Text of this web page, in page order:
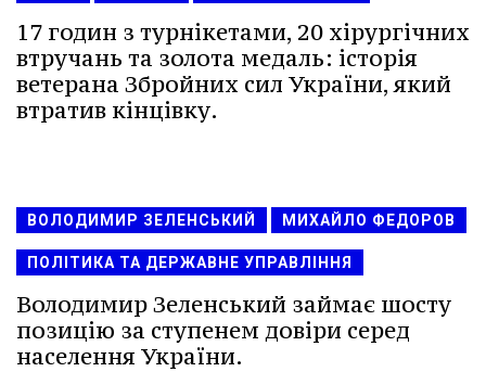
17 годин з турнікетами, 20 хірургічних
втручань та золота медаль: історія
ветерана Збройних сил України, який
втратив кінцівку.
ВОЛОДИМИР ЗЕЛЕНСЬКИЙ МИХАЙЛО ФЕДОРОВ
ПОЛІТИКА ТА ДЕРЖАВНЕ УПРАВЛІННЯ
Володимир Зеленський займає шосту
позицію за ступенем довіри серед
населення України.